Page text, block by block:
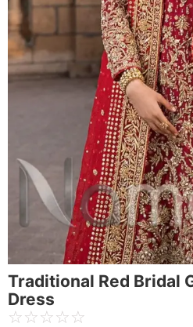
Traditional Red Bridal
Dress
☆☆☆☆☆